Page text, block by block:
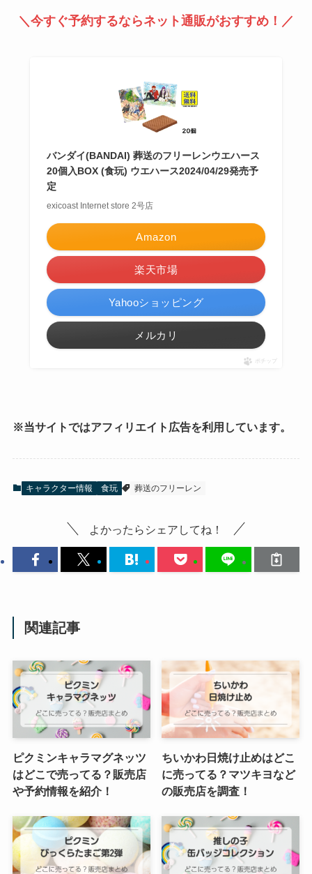
＼今すぐ予約するならネット通販がおすすめ！／
バンダイ(BANDAI) 葬送のフリーレンウエハース
20個入BOX (食玩) ウエハース2024/04/29発売予
定
exicoast Internet store 2号店
Amazon
楽天市場
Yahooショッピング
メルカリ
ポチップ
※当サイトではアフィリエイト広告を利用しています。
キャラクター情報 食玩 葬送のフリーレン
よかったらシェアしてね！
関連記事
ピクミンキャラマグネッツ
はどこで売ってる？販売店
や予約情報を紹介！
ちいかわ日焼け止めはどこ
に売ってる？マツキヨなど
の販売店を調査！